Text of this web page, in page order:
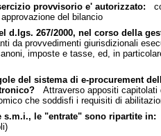
provvisorio e' autorizzato:
del bilancio
d.lgs. 267/2000, nel corso della
da provvedimenti giurisdizionali
imposte e tasse, ed, in
del sistema di e-procurement
Attraverso appositi capitolati
che soddisfi i requisiti di
s.m.i., le "entrate" sono ripartite in: